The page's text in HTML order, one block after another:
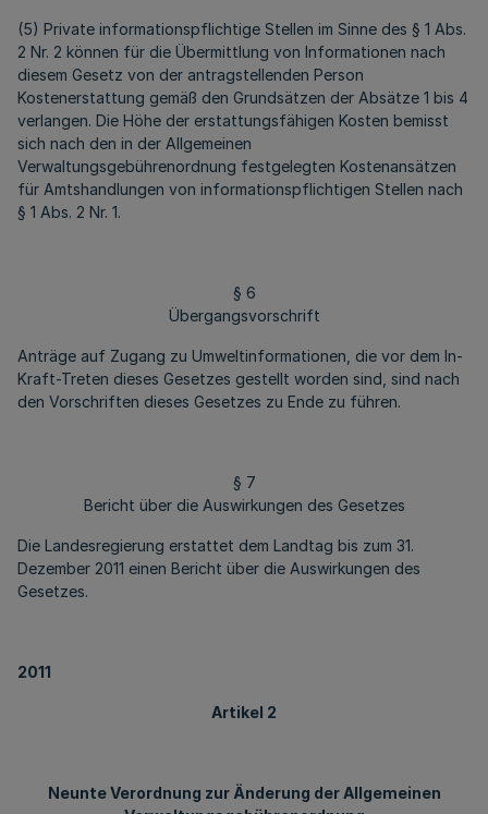
(5) Private informationspflichtige Stellen im Sinne des § 1 Abs.
2 Nr. 2 können für die Übermittlung von Informationen nach
diesem Gesetz von der antragstellenden Person
Kostenerstattung gemäß den Grundsätzen der Absätze 1 bis 4
verlangen. Die Höhe der erstattungsfähigen Kosten bemisst
sich nach den in der Allgemeinen
Verwaltungsgebührenordnung festgelegten Kostenansätzen
für Amtshandlungen von informationspflichtigen Stellen nach
§ 1 Abs. 2 Nr. 1.
§ 6
Übergangsvorschrift
Anträge auf Zugang zu Umweltinformationen, die vor dem In-
Kraft-Treten dieses Gesetzes gestellt worden sind, sind nach
den Vorschriften dieses Gesetzes zu Ende zu führen.
§ 7
Bericht über die Auswirkungen des Gesetzes
Die Landesregierung erstattet dem Landtag bis zum 31.
Dezember 2011 einen Bericht über die Auswirkungen des
Gesetzes.
2011
Artikel 2
Neunte Verordnung zur Änderung der Allgemeinen